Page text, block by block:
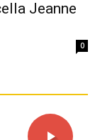
Jeanne
0